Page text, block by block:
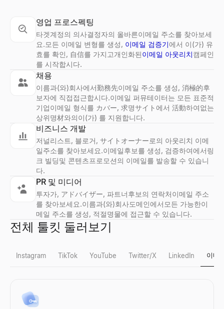
영업 프로스펙팅
타겟계정의 의사결정자의 올바른이메일 주소를 찾아보세
요.모든 이메일 변형를 생성, 이메일 검증기에서 이(가) 유
효를 확인, 自信를 가지고개인화된이메일 아웃리치캠페인
를 시작합시다.
채용
이름과(와)회사에서勤務先이메일 주소를 생성, 消極的후
보자에 직접접근합시다.이메일 퍼뮤테이터는 모든 표준적
기업이메일 형식를 カバー, 求명サイト에서 活動하여없는
상위명材와의이(가) 를 지원합니다.
비즈니스 개발
저널리스트, 블로거, サイトオーナー로의 아웃리치 이메
일주소를 찾아보세요.이메일후보를 생성, 검증하여에서링
크 빌딩및 콘텐츠프로모션의 이메일를 발송할 수 있습니
다.
PR 및 미디어
투자가, アドバイザー, 파트너후보의 연락처이메일 주소
를 찾아보세요.이름과(와)회사도메인에서모든 가능한이
메일 주소를 생성, 적절명물에 접근할 수 있습니다.
전체 툴킷 둘러보기
Instagram TikTok YouTube Twitter/X LinkedIn 이메